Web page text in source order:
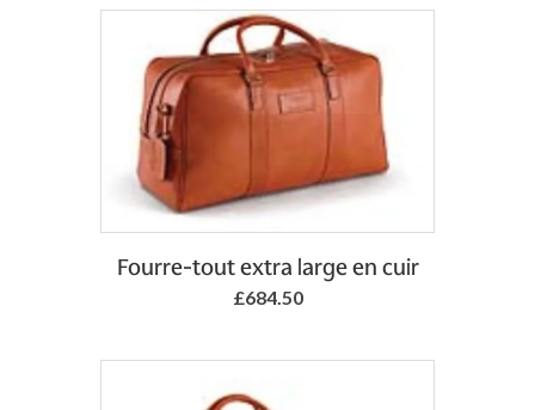
Add to Basket
Fourre-tout extra large en cuir
£684.50